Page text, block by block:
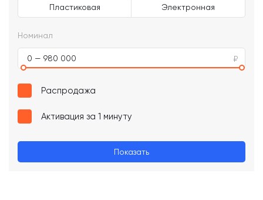
Пластиковая Электронная
Номинал
0 — 980 000
Распродажа
Активация за 1 минуту
Показать